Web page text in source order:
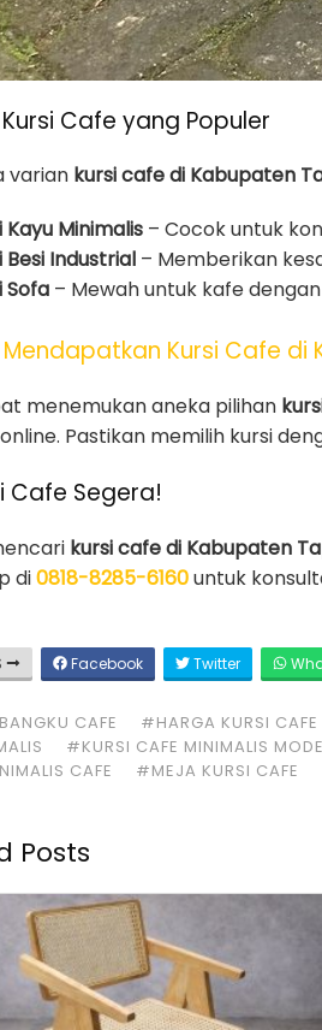
Cafe yang Populer
varian kursi cafe di Kabupaten
Kayu Minimalis – Cocok untuk
Besi Industrial – Memberikan
Sofa – Mewah untuk kafe
Kursi Cafe
menemukan aneka pilihan
Pastikan memilih kursi
Cafe Segera!
kursi cafe di Kabupaten
di0818-8285-6160untuk
Facebook Twitter
CAFE #HARGA KURSI CAFE
#KURSI CAFE MINIMALIS
CAFE
#MEJA KURSI CAFE
Posts